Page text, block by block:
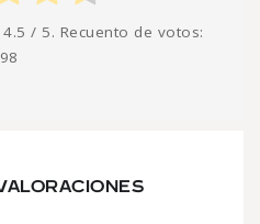
4.5 / 5. Recuento de votos:
98